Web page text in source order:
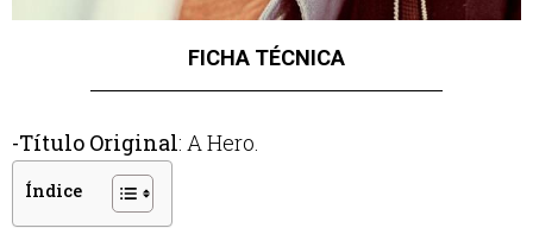
FICHA TÉCNICA
-Título Original: A Hero.
Índice